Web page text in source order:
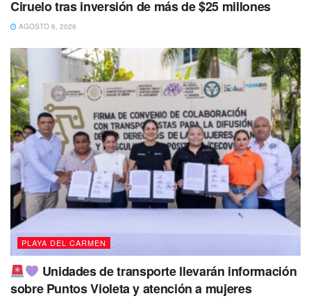
Por su parte, el presidente de “Bicineta” Javier Resendiz
felicitó y agradeció al gobierno municipal porque por fin,
después de 10 años, sus peticiones fueron escuchadas.
“Ahora tenemos vialidades iluminadas
y conectadas para dar mayor flujo,
confianza y movilidad con medios
alternativos” enfatizó.
También te puede interesar Leer
Ciruelo tras inversión de más de $25 millones
AGOSTO 6, 2026
PLAYA DEL CARMEN
Unidades de transporte llevarán información
sobre Puntos Violeta y atención a mujeres